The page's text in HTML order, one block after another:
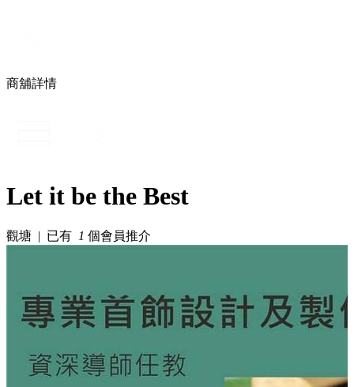
商舖詳情
Let it be the Best
觀塘 | 已有 1 個會員推介